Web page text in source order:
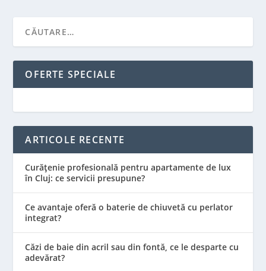
OFERTE SPECIALE
ARTICOLE RECENTE
Curățenie profesională pentru apartamente de lux
în Cluj: ce servicii presupune?
Ce avantaje oferă o baterie de chiuvetă cu perlator
integrat?
Căzi de baie din acril sau din fontă, ce le desparte cu
adevărat?